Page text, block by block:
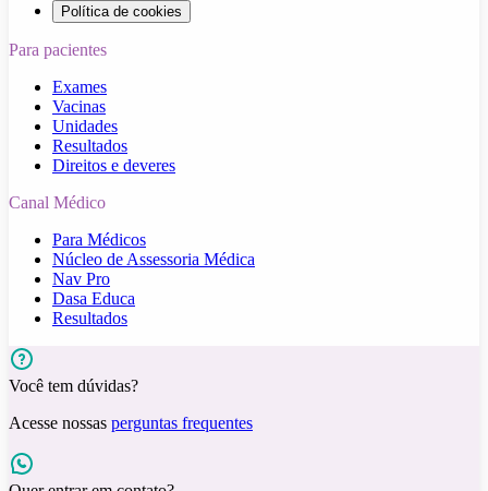
Política de cookies
Para pacientes
Exames
Vacinas
Unidades
Resultados
Direitos e deveres
Canal Médico
Para Médicos
Núcleo de Assessoria Médica
Nav Pro
Dasa Educa
Resultados
Você tem dúvidas?
Acesse nossas perguntas frequentes